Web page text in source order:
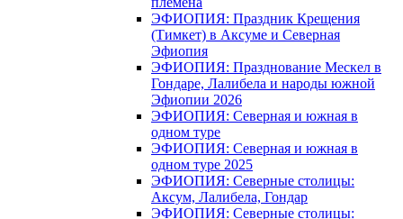
ЭФИОПИЯ: Праздник Крещения
(Тимкет) в Аксуме и Северная
Эфиопия
ЭФИОПИЯ: Празднование Мескел в
Гондаре, Лалибела и народы южной
Эфиопии 2026
ЭФИОПИЯ: Северная и южная в
одном туре
ЭФИОПИЯ: Северная и южная в
одном туре 2025
ЭФИОПИЯ: Северные столицы:
Аксум, Лалибела, Гондар
ЭФИОПИЯ: Северные столицы: